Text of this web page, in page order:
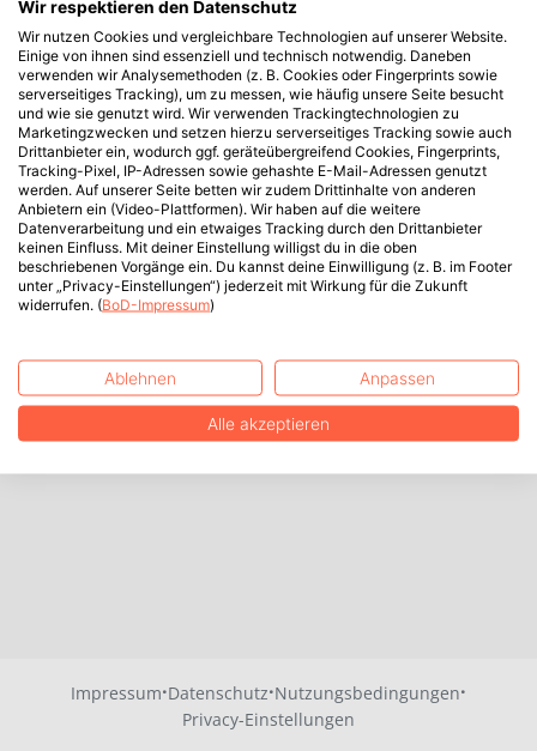
Impressum·Datenschutz·Nutzungsbedingungen·
Privacy-Einstellungen
Wir respektieren den Datenschutz
Wir nutzen Cookies und vergleichbare Technologien auf unserer Website.
Einige von ihnen sind essenziell und technisch notwendig. Daneben
verwenden wir Analysemethoden (z. B. Cookies oder Fingerprints sowie
serverseitiges Tracking), um zu messen, wie häufig unsere Seite besucht
und wie sie genutzt wird. Wir verwenden Trackingtechnologien zu
Marketingzwecken und setzen hierzu serverseitiges Tracking sowie auch
Drittanbieter ein, wodurch ggf. geräteübergreifend Cookies, Fingerprints,
Tracking-Pixel, IP-Adressen sowie gehashte E-Mail-Adressen genutzt
werden. Auf unserer Seite betten wir zudem Drittinhalte von anderen
Anbietern ein (Video-Plattformen). Wir haben auf die weitere
Datenverarbeitung und ein etwaiges Tracking durch den Drittanbieter
keinen Einfluss. Mit deiner Einstellung willigst du in die oben
beschriebenen Vorgänge ein. Du kannst deine Einwilligung (z. B. im Footer
unter „Privacy-Einstellungen“) jederzeit mit Wirkung für die Zukunft
widerrufen. (BoD-Impressum)
Ablehnen Anpassen
Alle akzeptieren